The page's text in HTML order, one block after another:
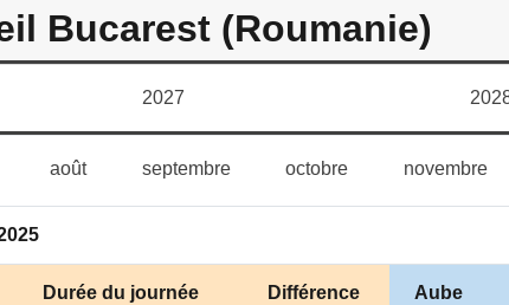
Bucarest (Roumanie)
2027
aoûtaoût septembreseptembreoctobreoctobrenovembre
Durée du journée Différence Aube